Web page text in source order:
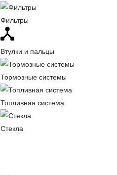
Фильтры
Втулки и пальцы
Тормозные системы
Топливная система
Стекла